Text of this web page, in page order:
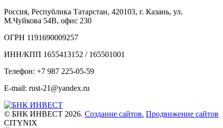
Россия, Республика Татарстан, 420103, г. Казань, ул.
М.Чуйкова 54В, офис 230
ОГРН 1191690009257
ИНН/КПП 1655413152 / 165501001
Телефон: +7 987 225-05-59
E-mail: rust-21@yandex.ru
© БНК ИНВЕСТ 2026. Создание сайтов. Продвижение сайтов
CITYNIX